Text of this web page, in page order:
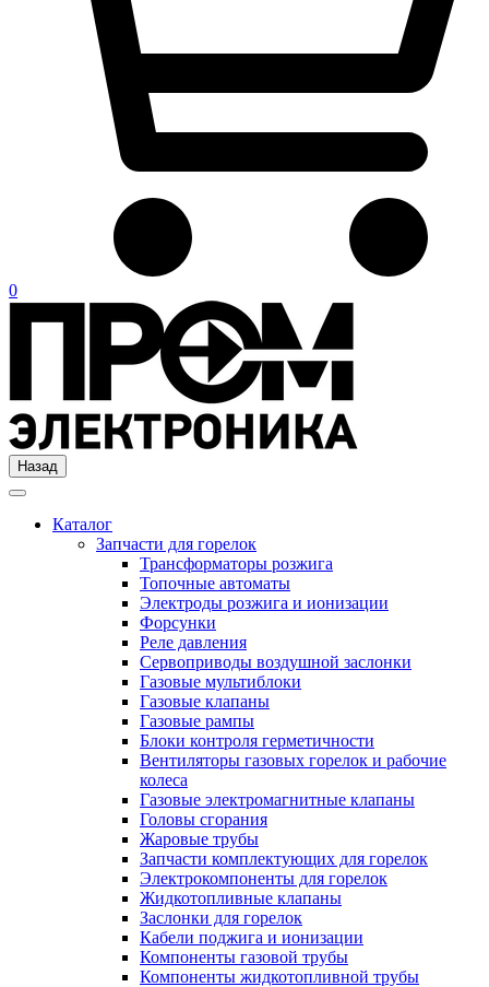
0
Назад
Каталог
Запчасти для горелок
Трансформаторы розжига
Топочные автоматы
Электроды розжига и ионизации
Форсунки
Реле давления
Сервоприводы воздушной заслонки
Газовые мультиблоки
Газовые клапаны
Газовые рампы
Блоки контроля герметичности
Вентиляторы газовых горелок и рабочие
колеса
Газовые электромагнитные клапаны
Головы сгорания
Жаровые трубы
Запчасти комплектующих для горелок
Электрокомпоненты для горелок
Жидкотопливные клапаны
Заслонки для горелок
Кабели поджига и ионизации
Компоненты газовой трубы
Компоненты жидкотопливной трубы